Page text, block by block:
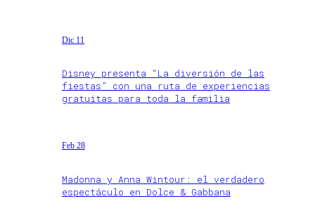
Dic 11
Disney presenta “La diversión de las
fiestas” con una ruta de experiencias
gratuitas para toda la familia
Feb 28
Madonna y Anna Wintour: el verdadero
espectáculo en Dolce & Gabbana